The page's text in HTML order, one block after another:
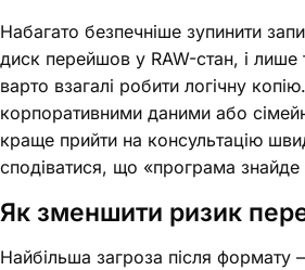
Набагато безпечніше зупинити
диск перейшов у RAW-стан, і лише
варто взагалі робити логічну
корпоративними даними або
краще прийти на консультацію
сподіватися, що «програма
Як зменшити ризик
Найбільша загроза після